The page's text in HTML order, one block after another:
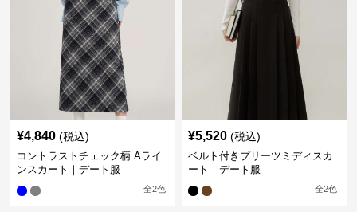
¥4,840 (税込)
コントラストチェック柄 Aライ
ンスカート｜デート服
全2色
¥5,520 (税込)
ベルト付きプリーツミディスカ
ート｜デート服
全2色